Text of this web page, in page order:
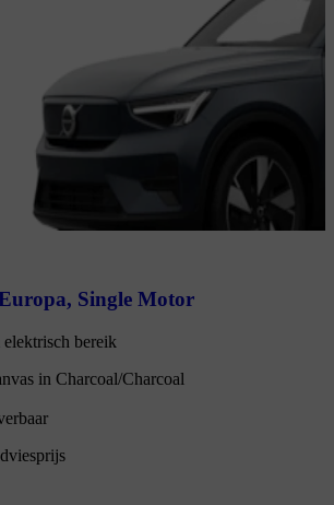
, Single Motor
bereik
in Charcoal/Charcoal